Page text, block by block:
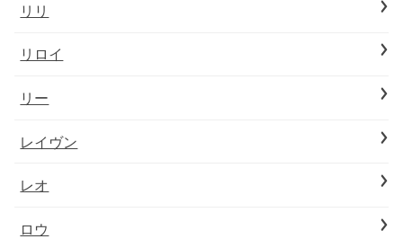
リリ
リロイ
リー
レイヴン
レオ
ロウ